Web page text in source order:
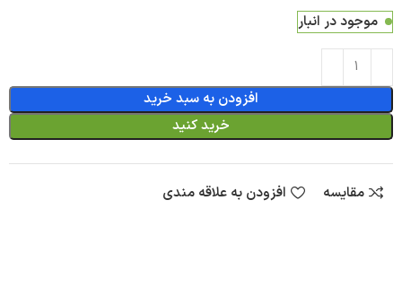
موجود در انبار
افزودن به سبد خرید
خرید کنید
مقایسه افزودن به علاقه مندی